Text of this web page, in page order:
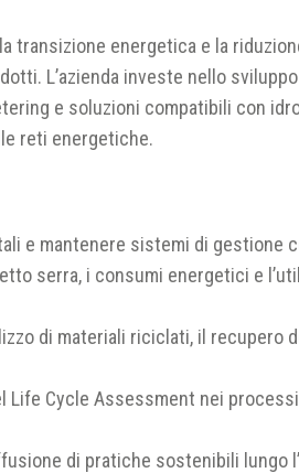
transizione energetica e la
L’azienda investe nello
e soluzioni compatibili con
reti energetiche.
e mantenere sistemi di
serra, i consumi energetici e
di materiali riciclati, il
Life Cycle Assessment nei
di pratiche sostenibili lungo